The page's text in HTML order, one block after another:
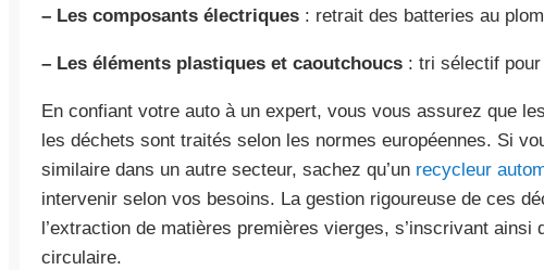
– Les composants électriques : retrait des batteries au
– Les éléments plastiques et caoutchoucs : tri sélectif pour
En confiant votre auto à un expert, vous vous assurez que
les déchets sont traités selon les normes européennes. Si
similaire dans un autre secteur, sachez qu’un recycleur
intervenir selon vos besoins. La gestion rigoureuse de ces
l’extraction de matières premières vierges, s’inscrivant ainsi
circulaire.